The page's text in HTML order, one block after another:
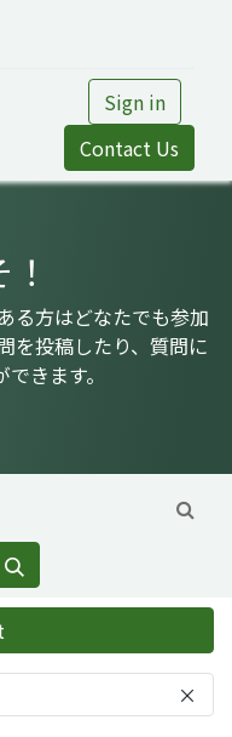
Sign in
Contact Us
る方はどなたでも参加
を投稿したり、質問に
きます。
×